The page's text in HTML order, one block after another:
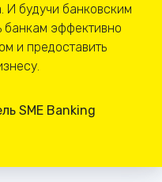
будучи банковским
банкам эффективно
и предоставить
SME Banking